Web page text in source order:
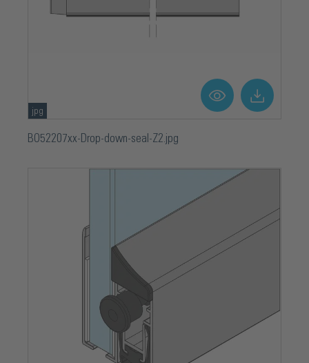
jpg
BO52207xx-Drop-down-seal-Z2.jpg